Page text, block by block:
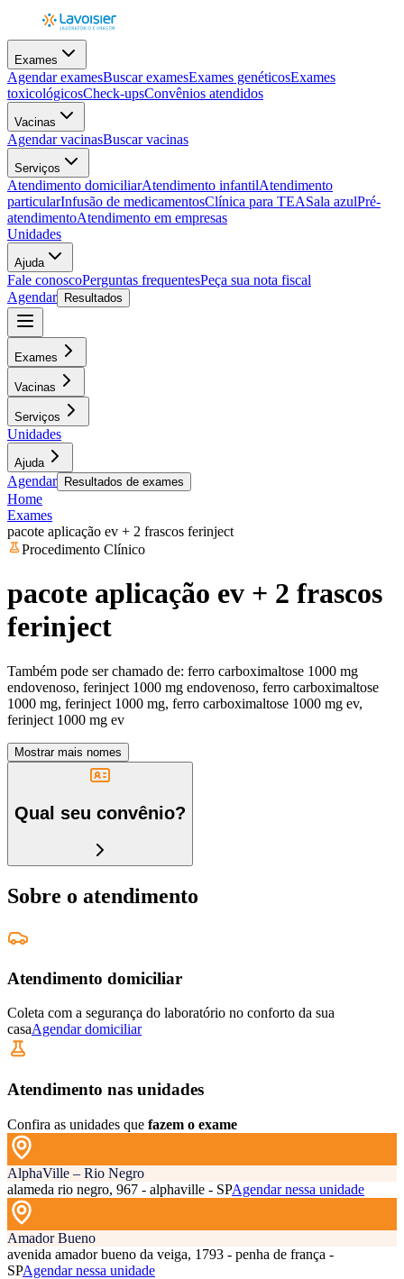
Exames
Agendar examesBuscar examesExames genéticosExames
toxicológicosCheck-upsConvênios atendidos
Vacinas
Agendar vacinasBuscar vacinas
Serviços
Atendimento domiciliarAtendimento infantilAtendimento
particularInfusão de medicamentosClínica para TEASala azulPré-
atendimentoAtendimento em empresas
Unidades
Ajuda
Fale conoscoPerguntas frequentesPeça sua nota fiscal
Agendar
Resultados
Exames
Vacinas
Serviços
Unidades
Ajuda
Agendar Resultados de exames
Home
Exames
pacote aplicação ev + 2 frascos ferinject
Procedimento Clínico
pacote aplicação ev + 2 frascos
ferinject
Também pode ser chamado de: ferro carboximaltose 1000 mg
endovenoso, ferinject 1000 mg endovenoso, ferro carboximaltose
1000 mg, ferinject 1000 mg, ferro carboximaltose 1000 mg ev,
ferinject 1000 mg ev
Mostrar mais nomes
Qual seu convênio?
Sobre o atendimento
Atendimento domiciliar
Coleta com a segurança do laboratório no conforto da sua
casaAgendar domiciliar
Atendimento nas unidades
Confira as unidades que fazem o exame
AlphaVille – Rio Negro
alameda rio negro, 967 - alphaville - SPAgendar nessa unidade
Amador Bueno
avenida amador bueno da veiga, 1793 - penha de frança -
SPAgendar nessa unidade